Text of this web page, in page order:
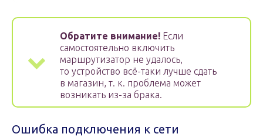
Обратите внимание! Если
самостоятельно включить
маршрутизатор не удалось,
то устройство всё-таки лучше сдать
в магазин, т. к. проблема может
возникать из-за брака.
Ошибка подключения к сети